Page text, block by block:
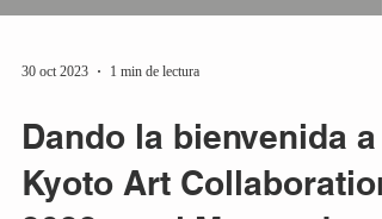
30 oct 2023 1 min de lectura
Dando la bienvenida a
Kyoto Art Collaboration